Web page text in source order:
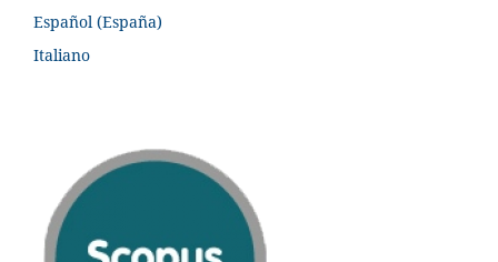
Español (España)
Italiano